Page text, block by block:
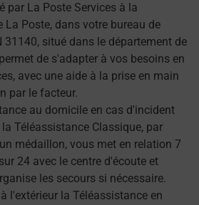
par La Poste Services à la
La Poste, dans votre bureau de
31140, situé dans le département de
de s'adapter à vos besoins en
avec une aide à la prise en main
par le facteur.
au domicile en cas d'incident
Téléassistance Classique, par
médaillon, vous met en relation 7
24 avec le centre d'écoute et
les secours si nécessaire.
l'extérieur la Téléassistance en